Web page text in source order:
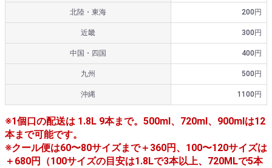
北陸・東海 200円
近畿 300円
中国・四国 400円
九州 500円
沖縄 1100円
※1個口の配送は 1.8L 9本まで。500ml、720ml、900mlは12
本まで可能です。
※クール便は60〜80サイズまで＋360円、100〜120サイズは
＋680円（100サイズの目安は1.8Lで3本以上、720MLで5本